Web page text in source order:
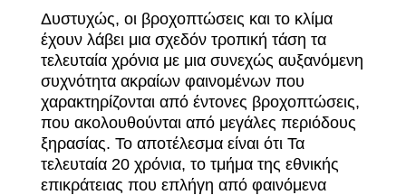
Δυστυχώς, οι βροχοπτώσεις και το κλίμα
έχουν λάβει μια σχεδόν τροπική τάση τα
τελευταία χρόνια με μια συνεχώς αυξανόμενη
συχνότητα ακραίων φαινομένων που
χαρακτηρίζονται από έντονες βροχοπτώσεις,
που ακολουθούνται από μεγάλες περιόδους
ξηρασίας. Το αποτέλεσμα είναι ότι Τα
τελευταία 20 χρόνια, το τμήμα της εθνικής
επικράτειας που επλήγη από φαινόμενα